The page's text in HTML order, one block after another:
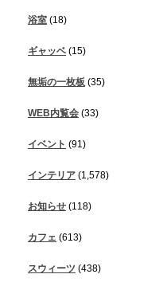
浴室 (18)
ギャッベ (15)
無垢の一枚板 (35)
WEB内覧会 (33)
イベント (91)
インテリア (1,578)
お知らせ (118)
カフェ (613)
スウィーツ (438)